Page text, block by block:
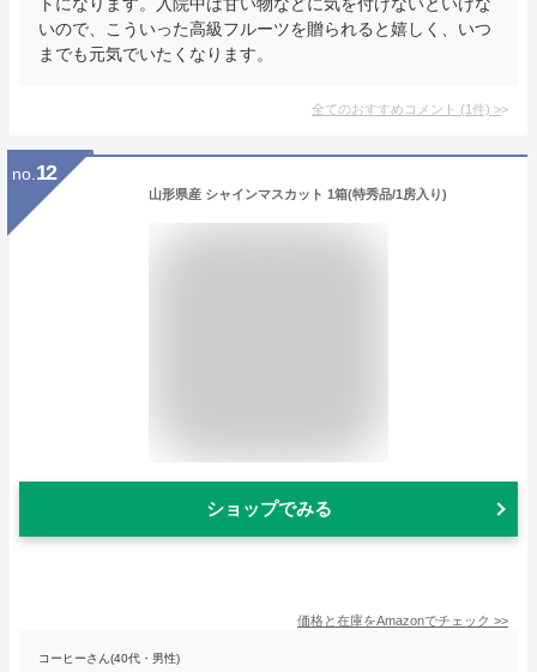
いので、こういった高級フルーツを贈られると嬉しく、いつ
までも元気でいたくなります。
全てのおすすめコメント (1件) >
no. 12
山形県産 シャインマスカット 1箱(特秀品/1房入り)
ショップでみる
価格と在庫をAmazonでチェック >>
コーヒーさん(40代・男性)